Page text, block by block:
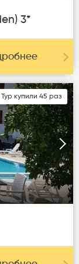
3*
Тур купили 45 раз